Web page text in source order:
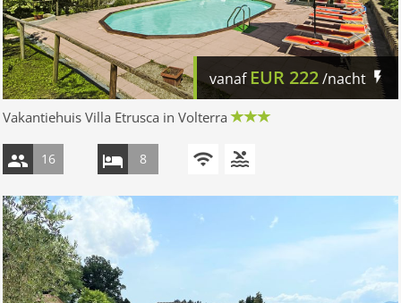
vanaf EUR 222/nacht
Vakantiehuis Villa Etrusca in Volterra
16 8